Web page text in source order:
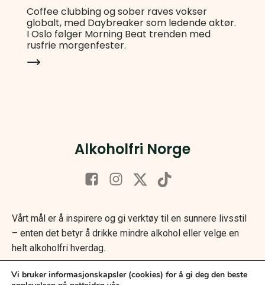
Coffee clubbing og sober raves vokser
globalt, med Daybreaker som ledende aktør.
I Oslo følger Morning Beat trenden med
rusfrie morgenfester.
Alkoholfri Norge
Vårt mål er å inspirere og gi verktøy til en sunnere livsstil
– enten det betyr å drikke mindre alkohol eller velge en
helt alkoholfri hverdag.
Vi bruker informasjonskapsler (cookies) for å gi deg den beste